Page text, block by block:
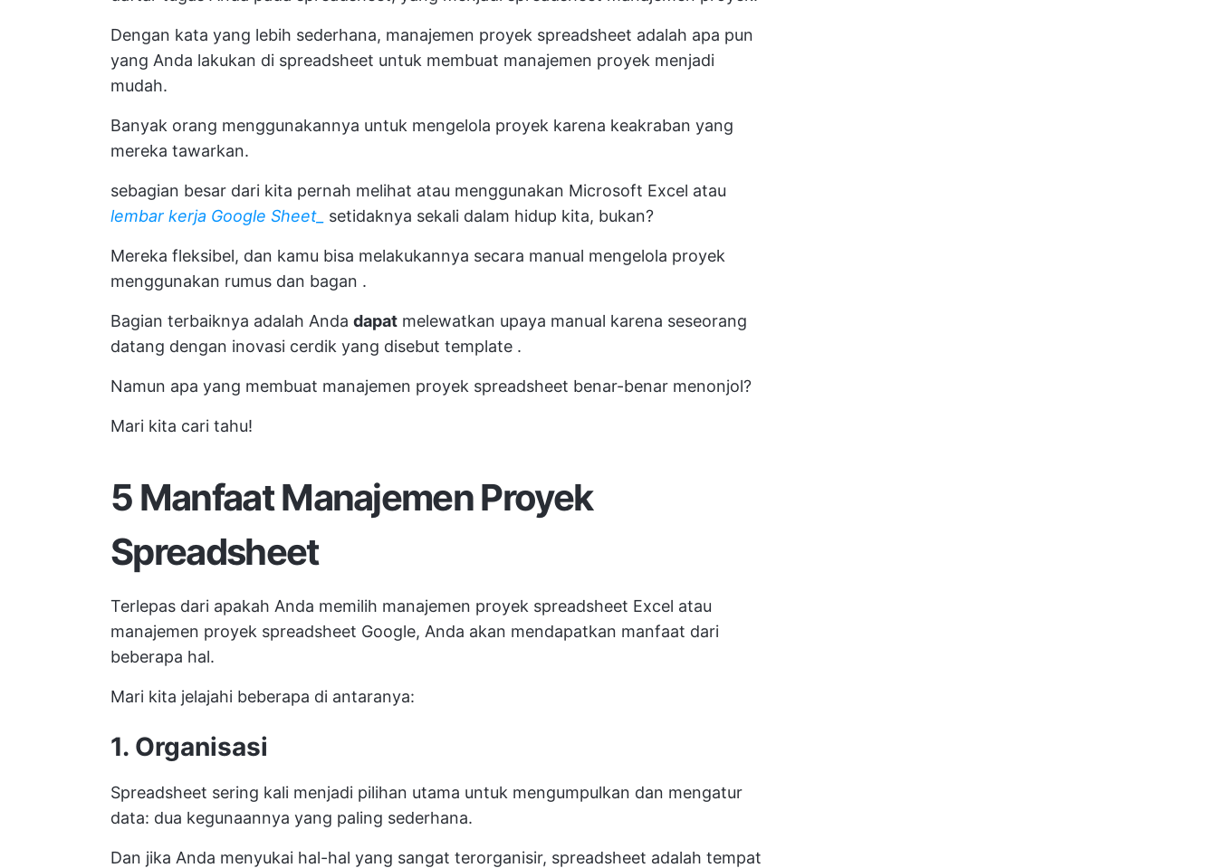
Dengan kata yang lebih sederhana, manajemen proyek spreadsheet adalah apa pun
yang Anda lakukan di spreadsheet untuk membuat manajemen proyek menjadi
mudah.
Banyak orang menggunakannya untuk mengelola proyek karena keakraban yang
mereka tawarkan.
sebagian besar dari kita pernah melihat atau menggunakan Microsoft Excel atau
lembar kerja Google Sheet_
setidaknya sekali dalam hidup kita, bukan?
Mereka fleksibel, dan kamu bisa melakukannya secara manual mengelola proyek
menggunakan rumus dan bagan .
Bagian terbaiknya adalah Anda dapat melewatkan upaya manual karena seseorang
datang dengan inovasi cerdik yang disebut template .
Namun apa yang membuat manajemen proyek spreadsheet benar-benar menonjol?
Mari kita cari tahu!
5 Manfaat Manajemen Proyek
Spreadsheet
Terlepas dari apakah Anda memilih manajemen proyek spreadsheet Excel atau
manajemen proyek spreadsheet Google, Anda akan mendapatkan manfaat dari
beberapa hal.
Mari kita jelajahi beberapa di antaranya:
1. Organisasi
Spreadsheet sering kali menjadi pilihan utama untuk mengumpulkan dan mengatur
data: dua kegunaannya yang paling sederhana.
Dan jika Anda menyukai hal-hal yang sangat terorganisir, spreadsheet adalah tempat